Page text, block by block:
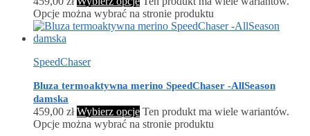
Opcje można wybrać na stronie produktu
SpeedChaser
Bluza termoaktywna merino SpeedChaser -AllSeason
damska
459,00 zł Wybierz opcje Ten produkt ma wiele wariantów.
Opcje można wybrać na stronie produktu